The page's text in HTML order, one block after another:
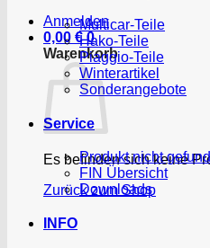
Anmelden
0,00 € 0
Warenkorb
Es befinden sich keine
Zurück zum Shop
Multicar-Teile
Hako-Teile
Piaggio-Teile
Winterartikel
Sonderangebote
Service
Produkt nicht
FIN Übersicht
Downloads
INFO